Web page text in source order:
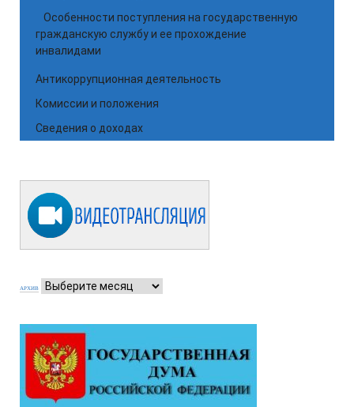
Особенности поступления на государственную
гражданскую службу и ее прохождение
инвалидами
Антикоррупционная деятельность
Комиссии и положения
Сведения о доходах
АРХИВ